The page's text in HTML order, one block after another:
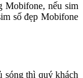
Mobifone, nếu sim
số đẹp Mobifone
sóng thì quý khách